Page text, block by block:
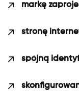
markę
stronę
spójną